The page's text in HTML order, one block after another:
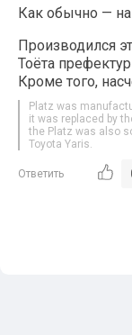
Как обычно —
Производился
Тоёта
Кроме того,
Platz was
it was replaced by
the Platz was also
Toyota Yaris.
Ответить